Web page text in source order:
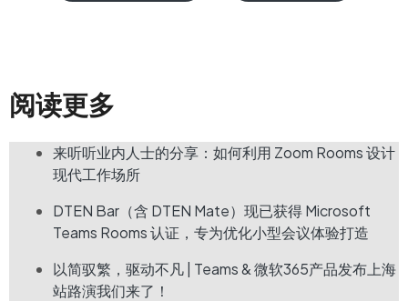
阅读更多
来听听业内人士的分享：如何利用 Zoom Rooms 设计
现代工作场所
DTEN Bar（含 DTEN Mate）现已获得 Microsoft
Teams Rooms 认证，专为优化小型会议体验打造
以简驭繁，驱动不凡 | Teams & 微软365产品发布上海
站路演我们来了！